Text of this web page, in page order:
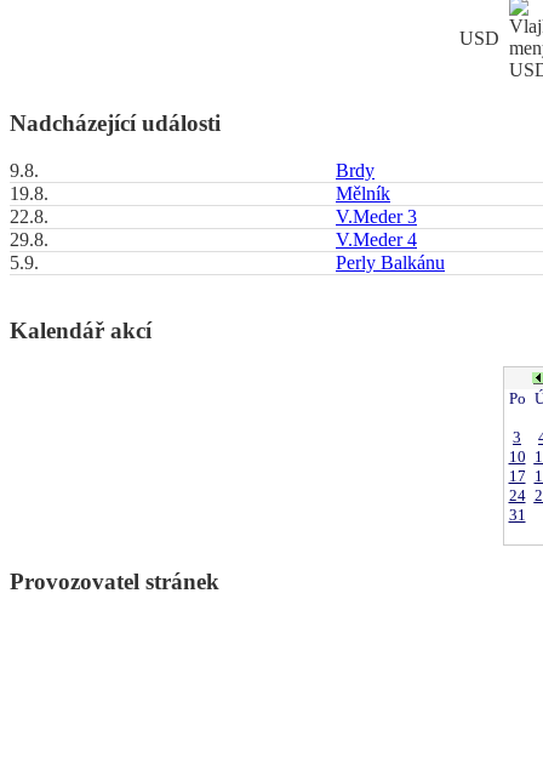
USD
Nadcházející události
9.8.
Brdy
19.8.
Mělník
22.8.
V.Meder 3
29.8.
V.Meder 4
5.9.
Perly Balkánu
Kalendář akcí
Po
3
10
17
24
31
Provozovatel stránek